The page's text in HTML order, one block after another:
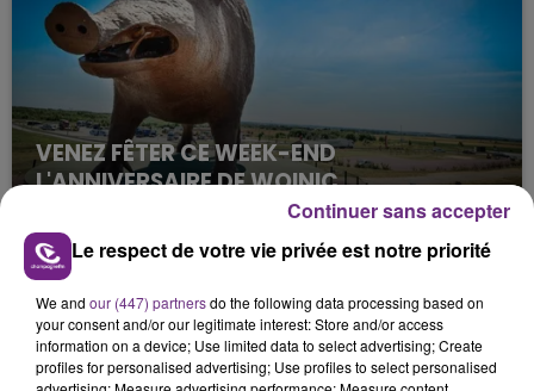
VENEZ FÊTER CE WEEK-END
L'ANNIVERSAIRE DE WOINIC
Ce samedi 8 août sera un grand jour :
l'anniversaire du plus gros sanglier du monde.
Une fête est donc organisée et vous êtes tous
conviés !
TITRES DIFFUSÉS
13h08
13h08 13h04
13h04
Le respect de votre vie privée est notre priorité
We and our (447) partnersdo the following data processing based on
your consent and/or our legitimate interest: Store and/or access
information on a device; Use limited data to select advertising; Create
profiles for personalised advertising; Use profiles to select personalised
Continuer sans accepter